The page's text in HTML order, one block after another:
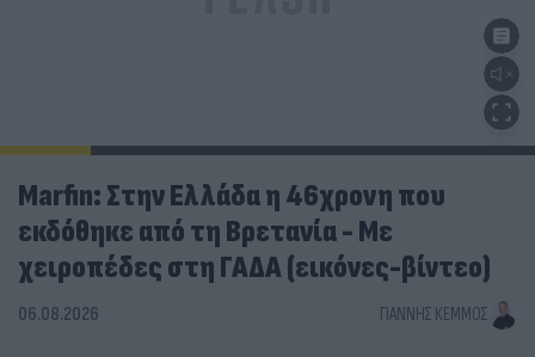
Marfin: Στην Ελλάδα η 46χρονη που
εκδόθηκε από τη Βρετανία - Με
χειροπέδες στη ΓΑΔΑ (εικόνες-βίντεο)
06.08.2026 ΓΙΆΝΝΗΣ ΚΈΜΜΟΣ